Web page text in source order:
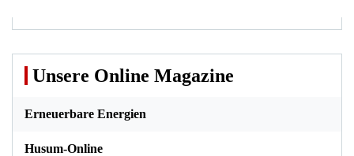
Unsere Online Magazine
Erneuerbare Energien
Husum-Online